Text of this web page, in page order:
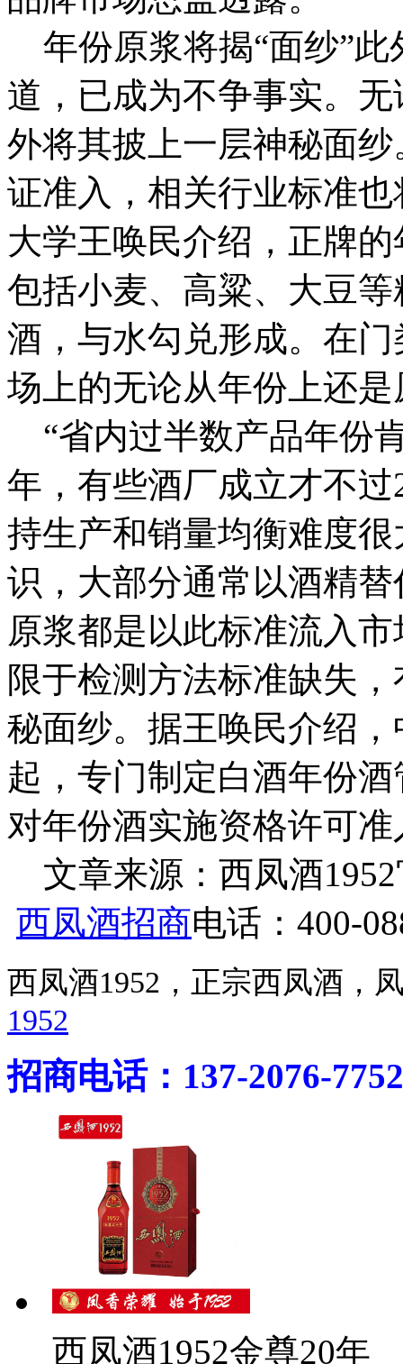
年份原浆将揭“面纱”此
道，已成为不争事实。
外将其披上一层神秘面
证准入，相关行业标准
大学王唤民介绍，正牌
包括小麦、高粱、大豆
酒，与水勾兑形成。在
场上的无论从年份上还
“省内过半数产品年份
年，有些酒厂成立才不
持生产和销量均衡难度
识，大部分通常以酒精
原浆都是以此标准流入
限于检测方法标准缺失
秘面纱。据王唤民介绍
起，专门制定白酒年份
对年份酒实施资格许可
文章来源：西凤酒
西凤酒招商电话：400-
西凤酒1952，正宗西凤酒
1952
招商电话：137-2076-7752
西凤酒1952金尊20年